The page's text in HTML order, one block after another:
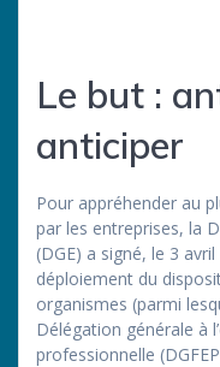
Le but :
anticiper
Pour appréhender au
par les entreprises, la
(DGE) a signé, le 3
déploiement du
organismes (parmi
Délégation générale à
professionnelle